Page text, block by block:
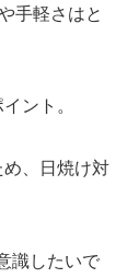
手軽さはと
ント。
、日焼け対
識したいで